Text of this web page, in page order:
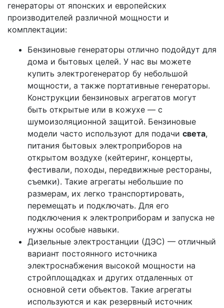
генераторы от японских и европейских
производителей различной мощности и
комплектации:
Бензиновые генераторы отлично подойдут для
дома и бытовых целей. У нас вы можете
купить электрогенератор бу небольшой
мощности, а также портативные генераторы.
Конструкции бензиновых агрегатов могут
быть открытые или в кожухе — с
шумоизоляционной защитой. Бензиновые
модели часто используют для подачи света,
питания бытовых электроприборов на
открытом воздухе (кейтеринг, концерты,
фестивали, походы, передвижные рестораны,
съемки). Такие агрегаты небольшие по
размерам, их легко транспортировать,
перемещать и подключать. Для его
подключения к электроприборам и запуска не
нужны особые навыки.
Дизельные электростанции (ДЭС) — отличный
вариант постоянного источника
электроснабжения высокой мощности на
стройплощадках и других отдаленных от
основной сети объектов. Такие агрегаты
используются и как резервный источник